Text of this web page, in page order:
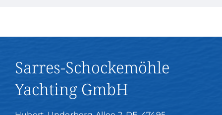
Sarres-Schockemöhle
Yachting GmbH